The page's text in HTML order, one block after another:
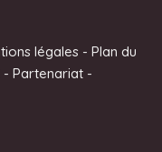
légales- Plan du
- Partenariat -